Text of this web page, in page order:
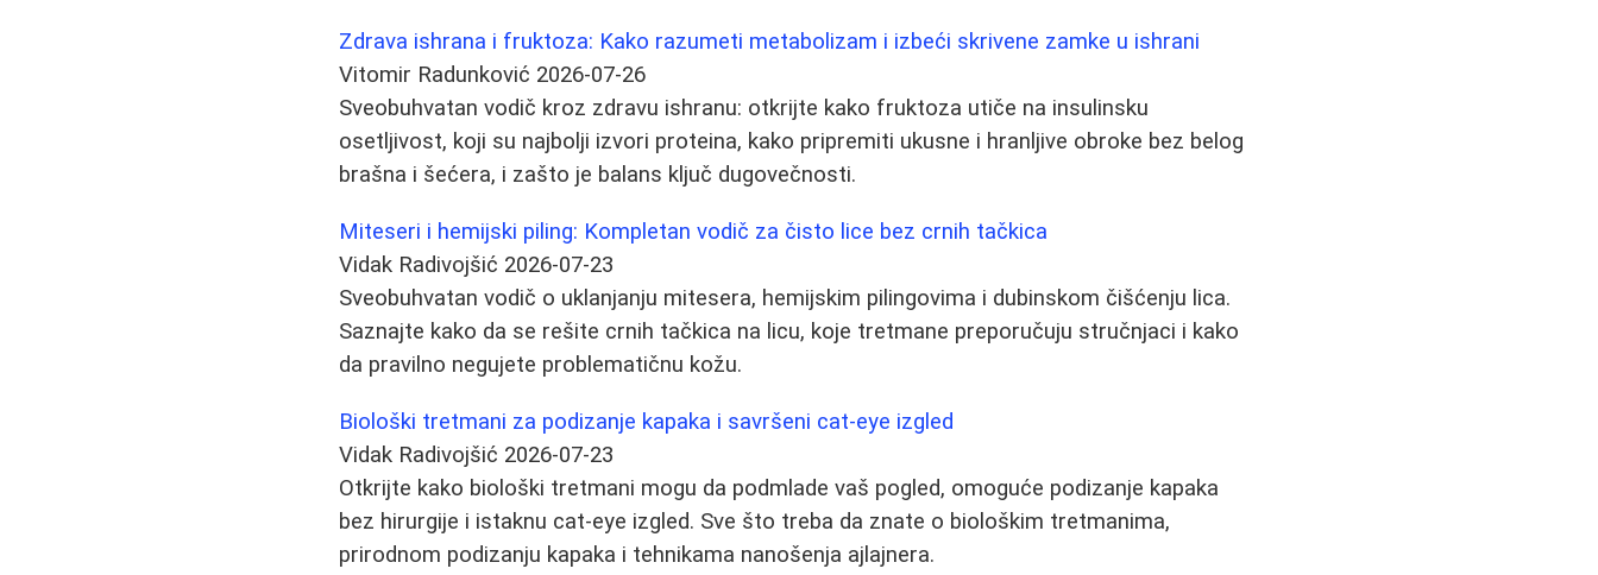
Zdrava ishrana i fruktoza: Kako razumeti metabolizam i izbeći skrivene zamke u ishrani
Vitomir Radunković 2026-07-26
Sveobuhvatan vodič kroz zdravu ishranu: otkrijte kako fruktoza utiče na insulinsku
osetljivost, koji su najbolji izvori proteina, kako pripremiti ukusne i hranljive obroke bez belog
brašna i šećera, i zašto je balans ključ dugovečnosti.
Miteseri i hemijski piling: Kompletan vodič za čisto lice bez crnih tačkica
Vidak Radivojšić 2026-07-23
Sveobuhvatan vodič o uklanjanju mitesera, hemijskim pilingovima i dubinskom čišćenju lica.
Saznajte kako da se rešite crnih tačkica na licu, koje tretmane preporučuju stručnjaci i kako
da pravilno negujete problematičnu kožu.
Biološki tretmani za podizanje kapaka i savršeni cat-eye izgled
Vidak Radivojšić 2026-07-23
Otkrijte kako biološki tretmani mogu da podmlade vaš pogled, omoguće podizanje kapaka
bez hirurgije i istaknu cat-eye izgled. Sve što treba da znate o biološkim tretmanima,
prirodnom podizanju kapaka i tehnikama nanošenja ajlajnera.